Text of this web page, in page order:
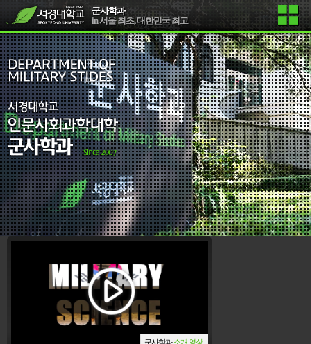
군사학과
in 서울 최초, 대한민국 최고
군사학과소개 영상